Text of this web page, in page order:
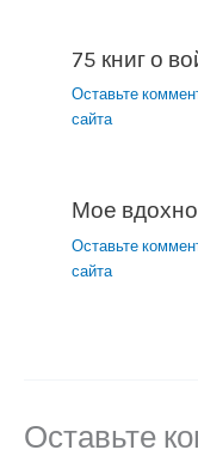
75 книг о
Оставьте
сайта
Мое
Оставьте
сайта
Оставьте